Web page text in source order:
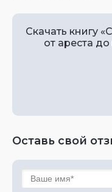
Скачать книгу
от ареста
Оставь свой